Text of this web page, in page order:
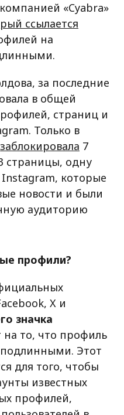
«Cyabra»
ссылается
на
за последние
в общей
страниц и
Только в
заблокировала 7
страницы, одну
Instagram, которые
новости и были
аудиторию
профили?
X и
значка
на то, что профиль
Этот
для того, чтобы
известных
профилей,